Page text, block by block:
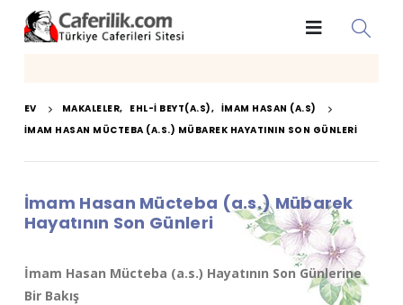
EV MAKALELER, EHL-I BEYT(A.S), İMAM HASAN (A.S)
İMAM HASAN MÜCTEBA (A.S.) MÜBAREK HAYATININ SON GÜNLERI
İmam Hasan Mücteba (a.s.) Mübarek
Hayatının Son Günleri
İmam Hasan Mücteba (a.s.) Hayatının Son Günlerine
Bir Bakış